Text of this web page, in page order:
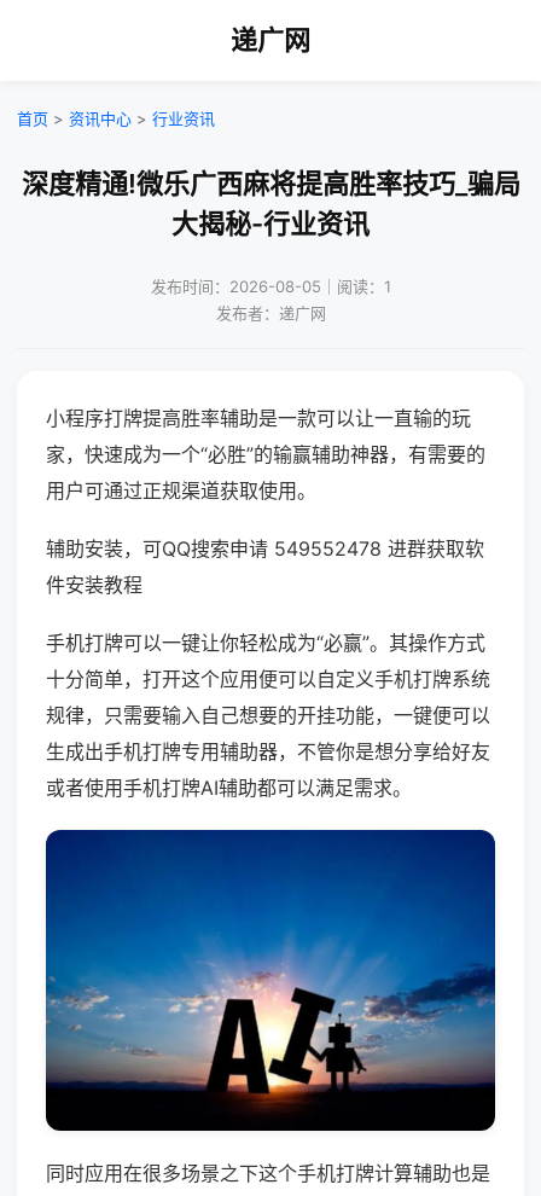
递广网
首页 > 资讯中心 > 行业资讯
深度精通!微乐广西麻将提高胜率技巧_骗局
大揭秘-行业资讯
发布时间：2026-08-05｜阅读：1
发布者：递广网
小程序打牌提高胜率辅助是一款可以让一直输的玩
家，快速成为一个“必胜”的输赢辅助神器，有需要的
用户可通过正规渠道获取使用。
辅助安装，可QQ搜索申请 549552478 进群获取软
件安装教程
手机打牌可以一键让你轻松成为“必赢”。其操作方式
十分简单，打开这个应用便可以自定义手机打牌系统
规律，只需要输入自己想要的开挂功能，一键便可以
生成出手机打牌专用辅助器，不管你是想分享给好友
或者使用手机打牌AI辅助都可以满足需求。
同时应用在很多场景之下这个手机打牌计算辅助也是